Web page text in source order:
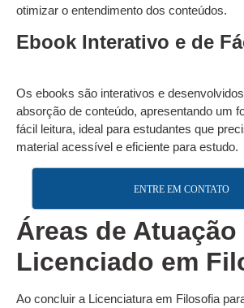
otimizar o entendimento dos conteúdos.
Ebook Interativo e de
Os ebooks são interativos e
absorção de conteúdo, apresentando um
fácil leitura, ideal para estudantes que
material acessível e eficiente para estudo.
ENTRE EM CONTATO
Áreas de Atuação
Licenciado em
Ao concluir a Licenciatura em Filosofia